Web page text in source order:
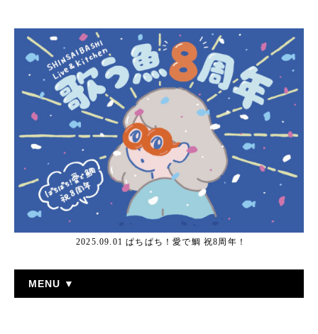
2025.09.01 ぱちぱち！愛で鯛 祝8周年！
MENU ▼